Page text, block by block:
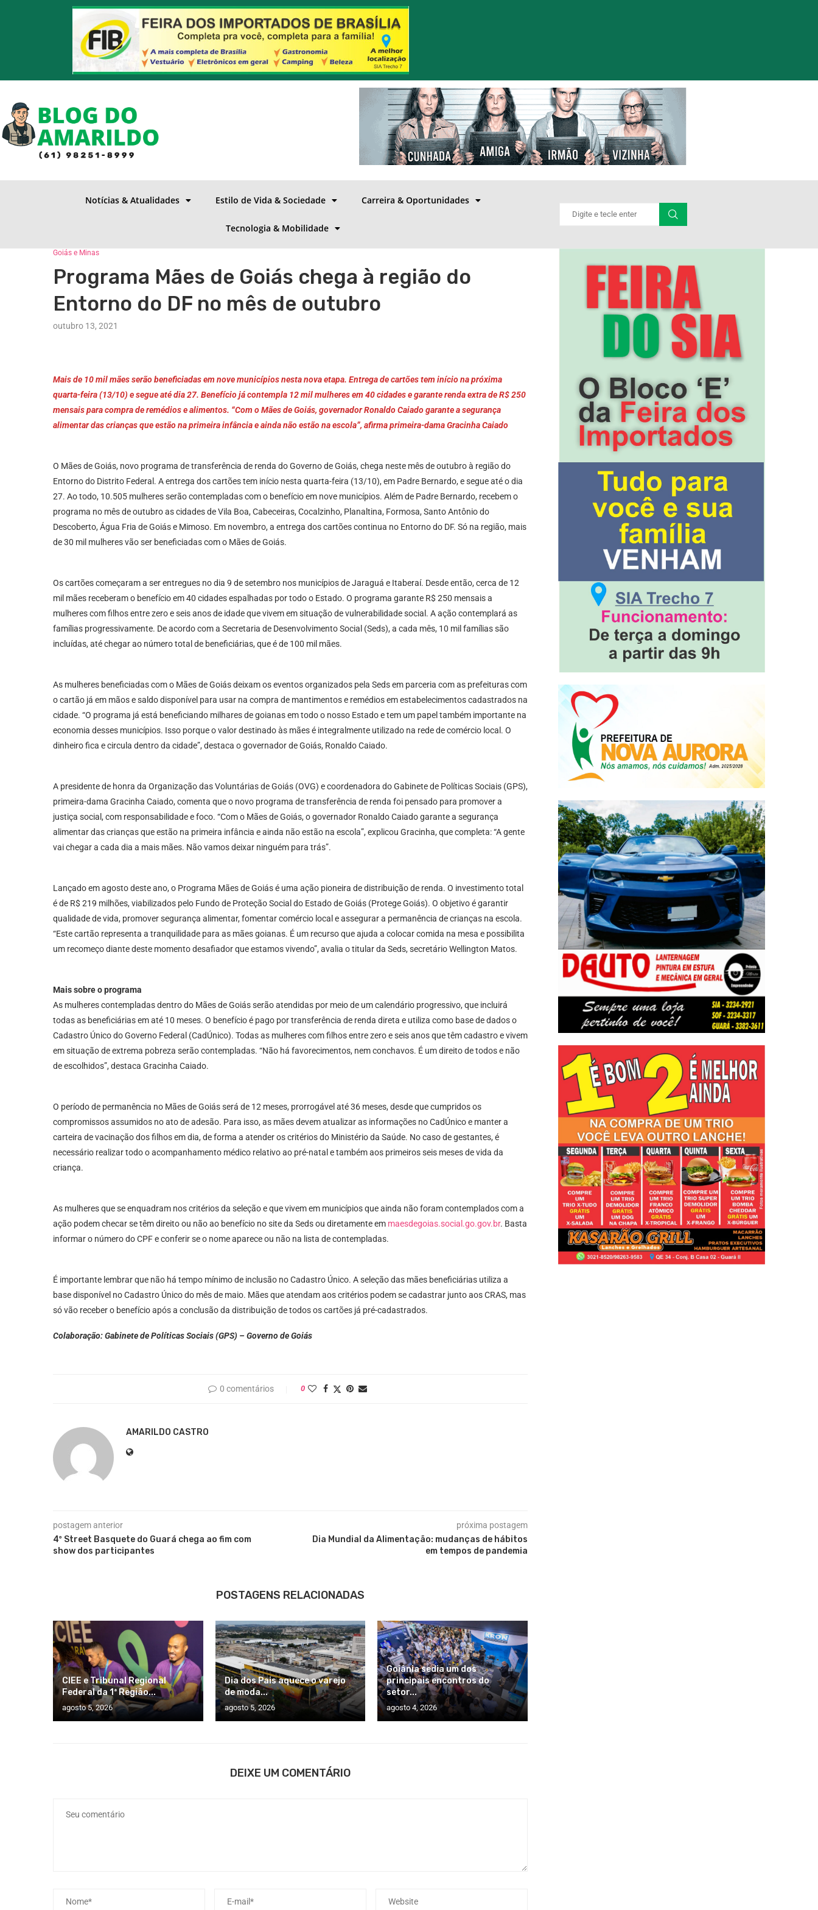
Notícias & Atualidades Estilo de Vida & Sociedade Carreira & Oportunidades
Tecnologia & Mobilidade
Goiás e Minas
Programa Mães de Goiás chega à região do
Entorno do DF no mês de outubro
outubro 13, 2021
Mais de 10 mil mães serão beneficiadas em nove municípios nesta nova etapa. Entrega de cartões tem início na próxima
quarta-feira (13/10) e segue até dia 27. Benefício já contempla 12 mil mulheres em 40 cidades e garante renda extra de R$ 250
mensais para compra de remédios e alimentos. “Com o Mães de Goiás, governador Ronaldo Caiado garante a segurança
alimentar das crianças que estão na primeira infância e ainda não estão na escola”, afirma primeira-dama Gracinha Caiado
O Mães de Goiás, novo programa de transferência de renda do Governo de Goiás, chega neste mês de outubro à região do
Entorno do Distrito Federal. A entrega dos cartões tem início nesta quarta-feira (13/10), em Padre Bernardo, e segue até o dia
27. Ao todo, 10.505 mulheres serão contempladas com o benefício em nove municípios. Além de Padre Bernardo, recebem o
programa no mês de outubro as cidades de Vila Boa, Cabeceiras, Cocalzinho, Planaltina, Formosa, Santo Antônio do
Descoberto, Água Fria de Goiás e Mimoso. Em novembro, a entrega dos cartões continua no Entorno do DF. Só na região, mais
de 30 mil mulheres vão ser beneficiadas com o Mães de Goiás.
Os cartões começaram a ser entregues no dia 9 de setembro nos municípios de Jaraguá e Itaberaí. Desde então, cerca de 12
mil mães receberam o benefício em 40 cidades espalhadas por todo o Estado. O programa garante R$ 250 mensais a
mulheres com filhos entre zero e seis anos de idade que vivem em situação de vulnerabilidade social. A ação contemplará as
famílias progressivamente. De acordo com a Secretaria de Desenvolvimento Social (Seds), a cada mês, 10 mil famílias são
incluídas, até chegar ao número total de beneficiárias, que é de 100 mil mães.
As mulheres beneficiadas com o Mães de Goiás deixam os eventos organizados pela Seds em parceria com as prefeituras com
o cartão já em mãos e saldo disponível para usar na compra de mantimentos e remédios em estabelecimentos cadastrados na
cidade. “O programa já está beneficiando milhares de goianas em todo o nosso Estado e tem um papel também importante na
economia desses municípios. Isso porque o valor destinado às mães é integralmente utilizado na rede de comércio local. O
dinheiro fica e circula dentro da cidade”, destaca o governador de Goiás, Ronaldo Caiado.
A presidente de honra da Organização das Voluntárias de Goiás (OVG) e coordenadora do Gabinete de Políticas Sociais (GPS),
primeira-dama Gracinha Caiado, comenta que o novo programa de transferência de renda foi pensado para promover a
justiça social, com responsabilidade e foco. “Com o Mães de Goiás, o governador Ronaldo Caiado garante a segurança
alimentar das crianças que estão na primeira infância e ainda não estão na escola”, explicou Gracinha, que completa: “A gente
vai chegar a cada dia a mais mães. Não vamos deixar ninguém para trás”.
Lançado em agosto deste ano, o Programa Mães de Goiás é uma ação pioneira de distribuição de renda. O investimento total
é de R$ 219 milhões, viabilizados pelo Fundo de Proteção Social do Estado de Goiás (Protege Goiás). O objetivo é garantir
qualidade de vida, promover segurança alimentar, fomentar comércio local e assegurar a permanência de crianças na escola.
“Este cartão representa a tranquilidade para as mães goianas. É um recurso que ajuda a colocar comida na mesa e possibilita
um recomeço diante deste momento desafiador que estamos vivendo”, avalia o titular da Seds, secretário Wellington Matos.
Mais sobre o programa
As mulheres contempladas dentro do Mães de Goiás serão atendidas por meio de um calendário progressivo, que incluirá
todas as beneficiárias em até 10 meses. O benefício é pago por transferência de renda direta e utiliza como base de dados o
Cadastro Único do Governo Federal (CadÚnico). Todas as mulheres com filhos entre zero e seis anos que têm cadastro e vivem
em situação de extrema pobreza serão contempladas. “Não há favorecimentos, nem conchavos. É um direito de todos e não
de escolhidos”, destaca Gracinha Caiado.
O período de permanência no Mães de Goiás será de 12 meses, prorrogável até 36 meses, desde que cumpridos os
compromissos assumidos no ato de adesão. Para isso, as mães devem atualizar as informações no CadÚnico e manter a
carteira de vacinação dos filhos em dia, de forma a atender os critérios do Ministério da Saúde. No caso de gestantes, é
necessário realizar todo o acompanhamento médico relativo ao pré-natal e também aos primeiros seis meses de vida da
criança.
As mulheres que se enquadram nos critérios da seleção e que vivem em municípios que ainda não foram contemplados com a
ação podem checar se têm direito ou não ao benefício no site da Seds ou diretamente em maesdegoias.social.go.gov.br. Basta
informar o número do CPF e conferir se o nome aparece ou não na lista de contempladas.
É importante lembrar que não há tempo mínimo de inclusão no Cadastro Único. A seleção das mães beneficiárias utiliza a
base disponível no Cadastro Único do mês de maio. Mães que atendam aos critérios podem se cadastrar junto aos CRAS, mas
só vão receber o benefício após a conclusão da distribuição de todos os cartões já pré-cadastrados.
Colaboração: Gabinete de Políticas Sociais (GPS) – Governo de Goiás
0 comentários 0
AMARILDO CASTRO
postagem anterior
4º Street Basquete do Guará chega ao fim com
show dos participantes
próxima postagem
Dia Mundial da Alimentação: mudanças de hábitos
em tempos de pandemia
POSTAGENS RELACIONADAS
CIEE e Tribunal Regional
Federal da 1ª Região...
agosto 5, 2026
Dia dos Pais aquece o varejo
de moda...
agosto 5, 2026
Goiânia sedia um dos
principais encontros do
setor...
agosto 4, 2026
DEIXE UM COMENTÁRIO